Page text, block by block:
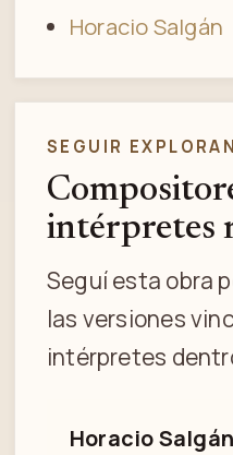
Horacio Salgán
SEGUIR
intérpretes
Seguí esta obra
las versiones
intérpretes
Horacio Salgán